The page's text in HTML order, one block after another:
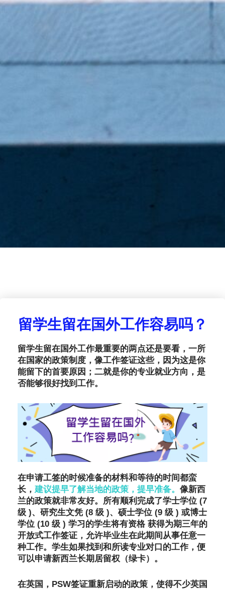
留学生留在国外工作容易吗？
留学生留在国外工作最重要的两点还是要看，一所
在国家的政策制度，像工作签证这些，因为这是你
能留下的首要原因；二就是你的专业就业方向，是
否能够很好找到工作。
在申请工签的时候准备的材料和等待的时间都蛮
长， 建议提早了解当地的政策，提早准备。 像新西
兰的政策就非常友好。所有顺利完成了学士学位 (7
级 )、研究生文凭 (8 级 )、硕士学位 (9 级 ) 或博士
学位 (10 级 ) 学习的学生将有资格 获得为期三年的
开放式工作签证，允许毕业生在此期间从事任意一
种工作。学生如果找到和所读专业对口的工作，便
可以申请新西兰长期居留权（绿卡）。
在英国，PSW签证重新启动的政策，使得不少英国